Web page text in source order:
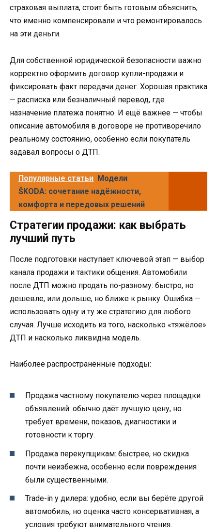
страховая выплата, стоит быть готовым объяснить,
что именно компенсировали и что ремонтировалось
на эти деньги.
Для собственной юридической безопасности важно
корректно оформить договор купли-продажи и
фиксировать факт передачи денег. Хорошая практика
— расписка или безналичный перевод, где
назначение платежа понятно. И ещё важнее — чтобы
описание автомобиля в договоре не противоречило
реальному состоянию, особенно если покупатель
задавал вопросы о ДТП.
Популярные статьи Модели
ŠKODA: сочетание надёжности,
комфорта и передовых решений
Стратегии продажи: как выбрать
лучший путь
После подготовки наступает ключевой этап — выбор
канала продажи и тактики общения. Автомобили
после ДТП можно продать по-разному: быстро, но
дешевле, или дольше, но ближе к рынку. Ошибка —
использовать одну и ту же стратегию для любого
случая. Лучше исходить из того, насколько «тяжёлое»
ДТП и насколько ликвидна модель.
Наиболее распространённые подходы:
Продажа частному покупателю через площадки
объявлений: обычно даёт лучшую цену, но
требует времени, показов, диагностики и
готовности к торгу.
Продажа перекупщикам: быстрее, но скидка
почти неизбежна, особенно если повреждения
были существенными.
Trade-in у дилера: удобно, если вы берёте другой
автомобиль, но оценка часто консервативная, а
условия требуют внимательного чтения.